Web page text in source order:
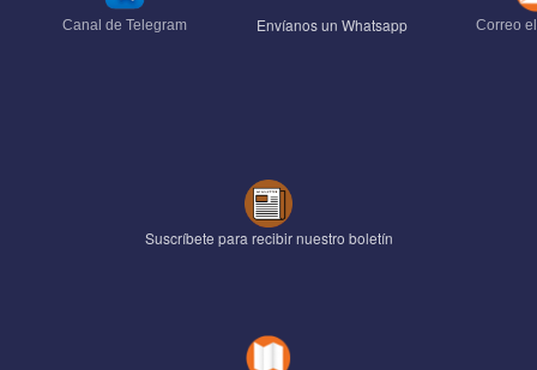
Canal de Telegram Envíanos un Whatsapp Correo
Suscríbete para recibir nuestro boletín